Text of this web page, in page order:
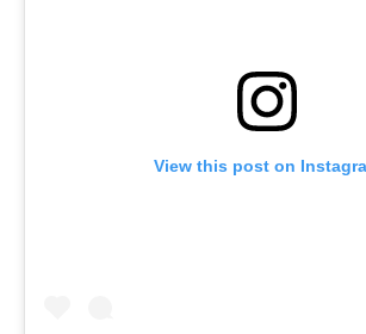
View this post on